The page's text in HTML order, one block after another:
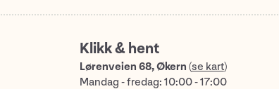
Klikk & hent
Lørenveien 68, Økern (se kart)
Mandag - fredag: 10:00 - 17:00